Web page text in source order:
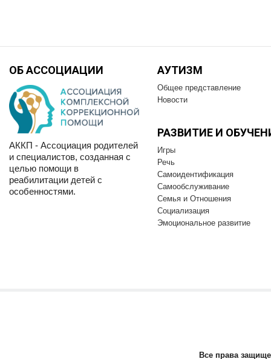
ОБ АССОЦИАЦИИ
АККП - Ассоциация родителей
и специалистов, созданная с
целью помощи в
реабилитации детей с
особенностями.
АУТИЗМ
Общее представление
Новости
РАЗВИТИЕ И
Игры
Речь
Самоидентификация
Самообслуживание
Семья и Отношения
Социализация
Эмоциональное развитие
Все права